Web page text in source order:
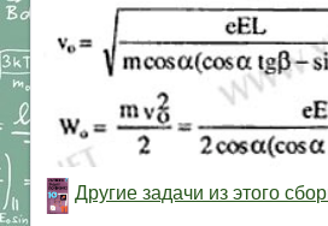
Другие задачи из этого